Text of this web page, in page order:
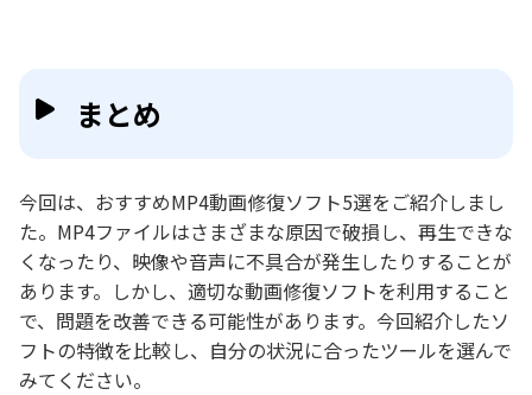
まとめ
今回は、おすすめMP4動画修復ソフト5選をご紹介しまし
た。MP4ファイルはさまざまな原因で破損し、再生できな
くなったり、映像や音声に不具合が発生したりすることが
あります。しかし、適切な動画修復ソフトを利用すること
で、問題を改善できる可能性があります。今回紹介したソ
フトの特徴を比較し、自分の状況に合ったツールを選んで
みてください。